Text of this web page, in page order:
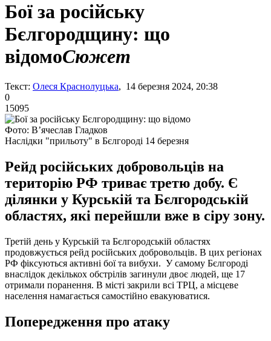
Бої за російську
Бєлгородщину: що
відомоСюжет
Текст: Олеся Краснолуцька, 14 березня 2024, 20:38
0
15095
Фото: В’ячеслав Гладков
Наслідки "прильоту" в Бєлгороді 14 березня
Рейд російських добровольців на
територію РФ триває третю добу. Є
ділянки у Курській та Бєлгородській
областях, які перейшли вже в сіру зону.
Третій день у Курській та Бєлгородській областях
продовжується рейд російських добровольців. В цих регіонах
РФ фіксуються активні бої та вибухи. У самому Бєлгороді
внаслідок декількох обстрілів загинули двоє людей, ще 17
отримали поранення. В місті закрили всі ТРЦ, а місцеве
населення намагається самостійно евакуюватися.
Попередження про атаку